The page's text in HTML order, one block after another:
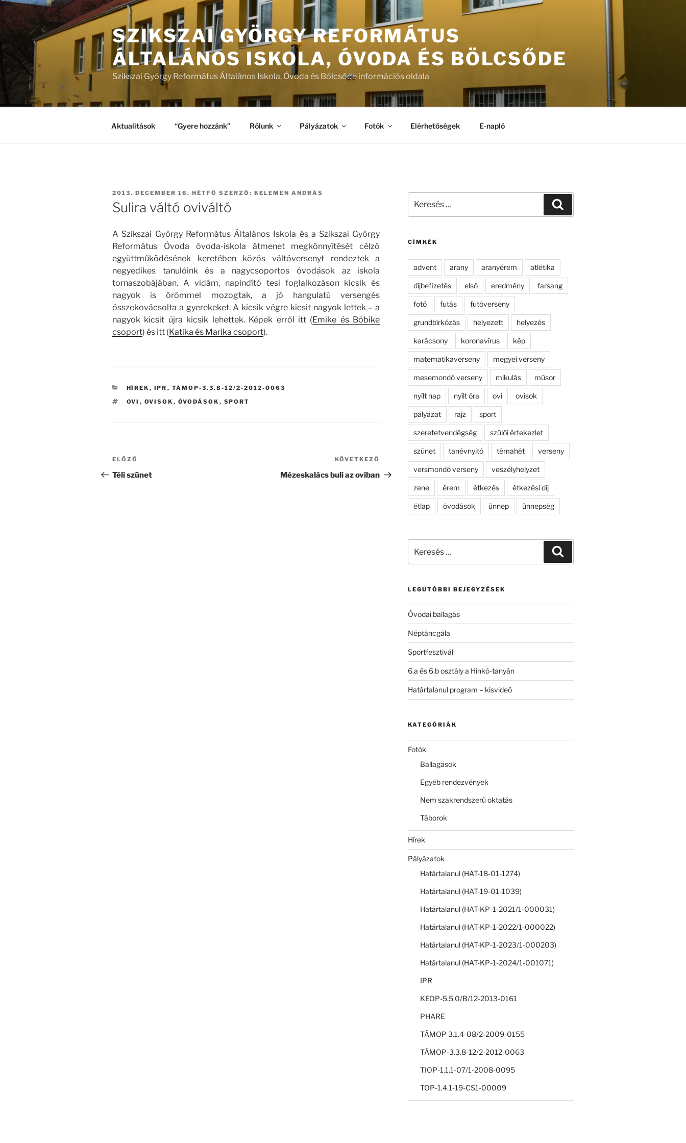
Tartalomhoz
SZIKSZAI GYÖRGY REFORMÁTUS
ÁLTALÁNOS ISKOLA, ÓVODA ÉS BÖLCSŐDE
Szikszai György Református Általános Iskola, Óvoda és Bölcsőde információs oldala
Aktualitások “Gyere hozzánk” Rólunk Pályázatok Fotók Elérhetőségek E-napló
BEKÜLDVE:
2013. DECEMBER 16. HÉTFŐ SZERZŐ: KELEMEN ANDRÁS
Sulira váltó oviváltó
A Szikszai György Református Általános Iskola és a Szikszai György
Református Óvoda óvoda-iskola átmenet megkönnyítését célzó
együttműködésének keretében közös váltóversenyt rendeztek a
negyedikes tanulóink és a nagycsoportos óvodások az iskola
tornaszobájában. A vidám, napindító tesi foglalkozáson kicsik és
nagyok is örömmel mozogtak, a jó hangulatú versengés
összekovácsolta a gyerekeket. A kicsik végre kicsit nagyok lettek – a
nagyok kicsit újra kicsik lehettek. Képek erről itt (Emike és Böbike
csoport) és itt (Katika és Marika csoport).
KATEGÓRIÁK
HÍREK , IPR , TÁMOP-3.3.8-12/2-2012-0063
CÍMKÉK
OVI , OVISOK , ÓVODÁSOK , SPORT
Bejegyzés
navigáció
Korábbi
bejegyzés
ELŐZŐ
Téli szünet
Következő
bejegyzés
KÖVETKEZŐ
Mézeskalács buli az oviban
következő
CÍMKÉK
advent arany aranyérem atlétika
díjbefizetés első eredmény farsang
fotó futás futóverseny
grundbírkózás helyezett helyezés
karácsony koronavírus kép
matematikaverseny megyei verseny
mesemondó verseny mikulás műsor
nyílt nap nyílt óra ovi ovisok
pályázat rajz sport
szeretetvendégség szülői értekezlet
szünet tanévnyitó témahét verseny
versmondó verseny veszélyhelyzet
zene érem étkezés étkezési díj
étlap óvodások ünnep ünnepség
következő
LEGUTÓBBI BEJEGYZÉSEK
Óvodai ballagás
Néptáncgála
Sportfesztivál
6.a és 6.b osztály a Hinkó-tanyán
Határtalanul program – kisvideó
KATEGÓRIÁK
Fotók
Ballagások
Egyéb rendezvények
Nem szakrendszerű oktatás
Táborok
Hírek
Pályázatok
Határtalanul (HAT-18-01-1274)
Határtalanul (HAT-19-01-1039)
Határtalanul (HAT-KP-1-2021/1-000031)
Határtalanul (HAT-KP-1-2022/1-000022)
Határtalanul (HAT-KP-1-2023/1-000203)
Határtalanul (HAT-KP-1-2024/1-001071)
IPR
KEOP-5.5.0/B/12-2013-0161
PHARE
TÁMOP 3.1.4-08/2-2009-0155
TÁMOP-3.3.8-12/2-2012-0063
TIOP-1.1.1-07/1-2008-0095
TOP-1.4.1-19-CS1-00009